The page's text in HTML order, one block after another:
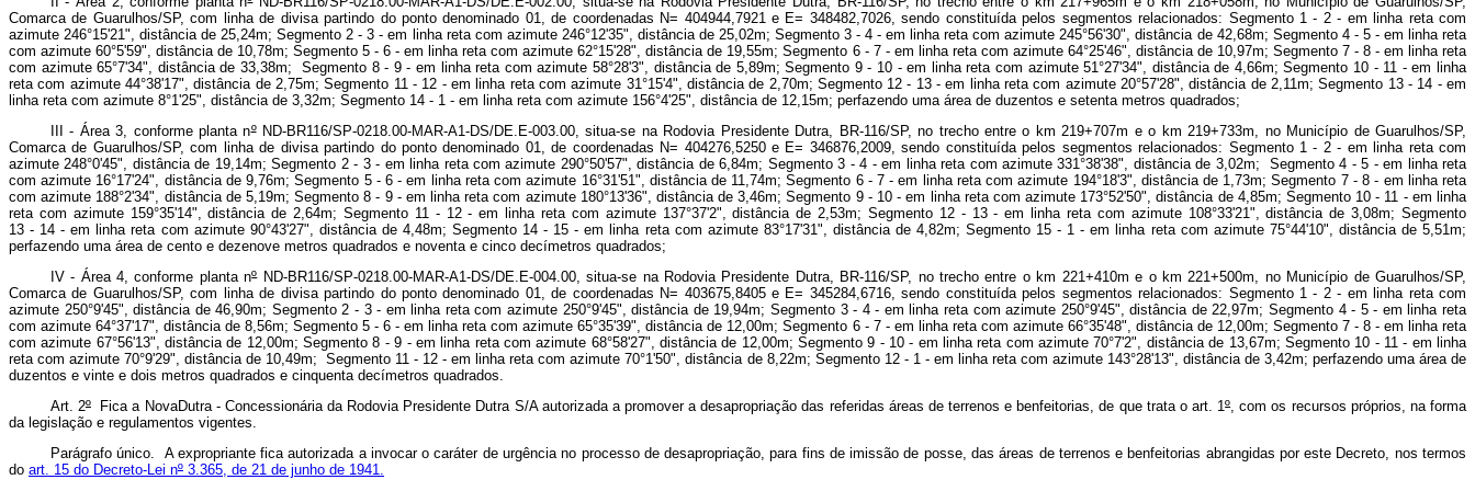
Comarca de Guarulhos/SP, com linha de divisa partindo do ponto denominado 01, de coordenadas N= 404944,7921 e E= 348482,7026, sendo constituída pelos segmentos relacionados: Segmento 1 - 2 - em linha reta com
azimute 246°15'21", distância de 25,24m; Segmento 2 - 3 - em linha reta com azimute 246°12'35", distância de 25,02m; Segmento 3 - 4 - em linha reta com azimute 245°56'30", distância de 42,68m; Segmento 4 - 5 - em linha reta
com azimute 60°5'59", distância de 10,78m; Segmento 5 - 6 - em linha reta com azimute 62°15'28", distância de 19,55m; Segmento 6 - 7 - em linha reta com azimute 64°25'46", distância de 10,97m; Segmento 7 - 8 - em linha reta
com azimute 65°7'34", distância de 33,38m; Segmento 8 - 9 - em linha reta com azimute 58°28'3", distância de 5,89m; Segmento 9 - 10 - em linha reta com azimute 51°27'34", distância de 4,66m; Segmento 10 - 11 - em linha
reta com azimute 44°38'17", distância de 2,75m; Segmento 11 - 12 - em linha reta com azimute 31°15'4", distância de 2,70m; Segmento 12 - 13 - em linha reta com azimute 20°57'28", distância de 2,11m; Segmento 13 - 14 - em
linha reta com azimute 8°1'25", distância de 3,32m; Segmento 14 - 1 - em linha reta com azimute 156°4'25", distância de 12,15m; perfazendo uma área de duzentos e setenta metros quadrados;
III - Área 3, conforme planta nºND-BR116/SP-0218.00-MAR-A1-DS/DE.E-003.00, situa-se na Rodovia Presidente Dutra, BR-116/SP, no trecho entre o km 219+707m e o km 219+733m, no Município de Guarulhos/SP,
Comarca de Guarulhos/SP, com linha de divisa partindo do ponto denominado 01, de coordenadas N= 404276,5250 e E= 346876,2009, sendo constituída pelos segmentos relacionados: Segmento 1 - 2 - em linha reta com
azimute 248°0'45", distância de 19,14m; Segmento 2 - 3 - em linha reta com azimute 290°50'57", distância de 6,84m; Segmento 3 - 4 - em linha reta com azimute 331°38'38", distância de 3,02m; Segmento 4 - 5 - em linha reta
com azimute 16°17'24", distância de 9,76m; Segmento 5 - 6 - em linha reta com azimute 16°31'51", distância de 11,74m; Segmento 6 - 7 - em linha reta com azimute 194°18'3", distância de 1,73m; Segmento 7 - 8 - em linha reta
com azimute 188°2'34", distância de 5,19m; Segmento 8 - 9 - em linha reta com azimute 180°13'36", distância de 3,46m; Segmento 9 - 10 - em linha reta com azimute 173°52'50", distância de 4,85m; Segmento 10 - 11 - em linha
reta com azimute 159°35'14", distância de 2,64m; Segmento 11 - 12 - em linha reta com azimute 137°37'2", distância de 2,53m; Segmento 12 - 13 - em linha reta com azimute 108°33'21", distância de 3,08m; Segmento
13 - 14 - em linha reta com azimute 90°43'27", distância de 4,48m; Segmento 14 - 15 - em linha reta com azimute 83°17'31", distância de 4,82m; Segmento 15 - 1 - em linha reta com azimute 75°44'10", distância de 5,51m;
perfazendo uma área de cento e dezenove metros quadrados e noventa e cinco decímetros quadrados;
IV - Área 4, conforme planta nºND-BR116/SP-0218.00-MAR-A1-DS/DE.E-004.00, situa-se na Rodovia Presidente Dutra, BR-116/SP, no trecho entre o km 221+410m e o km 221+500m, no Município de Guarulhos/SP,
Comarca de Guarulhos/SP, com linha de divisa partindo do ponto denominado 01, de coordenadas N= 403675,8405 e E= 345284,6716, sendo constituída pelos segmentos relacionados: Segmento 1 - 2 - em linha reta com
azimute 250°9'45", distância de 46,90m; Segmento 2 - 3 - em linha reta com azimute 250°9'45", distância de 19,94m; Segmento 3 - 4 - em linha reta com azimute 250°9'45", distância de 22,97m; Segmento 4 - 5 - em linha reta
com azimute 64°37'17", distância de 8,56m; Segmento 5 - 6 - em linha reta com azimute 65°35'39", distância de 12,00m; Segmento 6 - 7 - em linha reta com azimute 66°35'48", distância de 12,00m; Segmento 7 - 8 - em linha reta
com azimute 67°56'13", distância de 12,00m; Segmento 8 - 9 - em linha reta com azimute 68°58'27", distância de 12,00m; Segmento 9 - 10 - em linha reta com azimute 70°7'2", distância de 13,67m; Segmento 10 - 11 - em linha
reta com azimute 70°9'29", distância de 10,49m; Segmento 11 - 12 - em linha reta com azimute 70°1'50", distância de 8,22m; Segmento 12 - 1 - em linha reta com azimute 143°28'13", distância de 3,42m; perfazendo uma área de
duzentos e vinte e dois metros quadrados e cinquenta decímetros quadrados.
Art. 2ºFica a NovaDutra - Concessionária da Rodovia Presidente Dutra S/A autorizada a promover a desapropriação das referidas áreas de terrenos e benfeitorias, de que trata o art. 1º, com os recursos próprios, na forma
da legislação e regulamentos vigentes.
Parágrafo único. A expropriante fica autorizada a invocar o caráter de urgência no processo de desapropriação, para fins de imissão de posse, das áreas de terrenos e benfeitorias abrangidas por este Decreto, nos termos
do art. 15 do Decreto-Lei nº 3.365, de 21 de junho de 1941.